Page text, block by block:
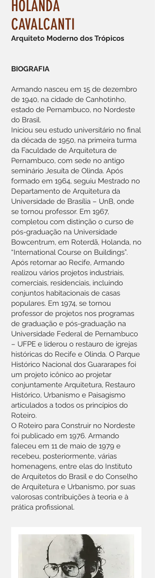
HOLANDA
CAVALCANTI
Arquiteto Moderno dos Trópicos
BIOGRAFIA
Armando nasceu em 15 de dezembro
de 1940, na cidade de Canhotinho,
estado de Pernambuco, no Nordeste
do Brasil.
Iniciou seu estudo universitário no final
da década de 1950, na primeira turma
da Faculdade de Arquitetura de
Pernambuco, com sede no antigo
seminário Jesuíta de Olinda. Após
formado em 1964, seguiu Mestrado no
Departamento de Arquitetura da
Universidade de Brasília – UnB, onde
se tornou professor. Em 1967,
completou com distinção o curso de
pós-graduação na Universidade
Bowcentrum, em Roterdã, Holanda, no
“International Course on Buildings”.
Após retornar ao Recife, Armando
realizou vários projetos industriais,
comerciais, residenciais, incluindo
conjuntos habitacionais de casas
populares. Em 1974, se tornou
professor de projetos nos programas
de graduação e pós-graduação na
Universidade Federal de Pernambuco
– UFPE e liderou o restauro de igrejas
históricas do Recife e Olinda. O Parque
Histórico Nacional dos Guararapes foi
um projeto icônico ao projetar
conjuntamente Arquitetura, Restauro
Histórico, Urbanismo e Paisagismo
articulados a todos os princípios do
Roteiro.
O Roteiro para Construir no Nordeste
foi publicado em 1976. Armando
faleceu em 11 de maio de 1979 e
recebeu, posteriormente, várias
homenagens, entre elas do Instituto
de Arquitetos do Brasil e do Conselho
de Arquitetura e Urbanismo, por suas
valorosas contribuições à teoria e à
prática profissional.